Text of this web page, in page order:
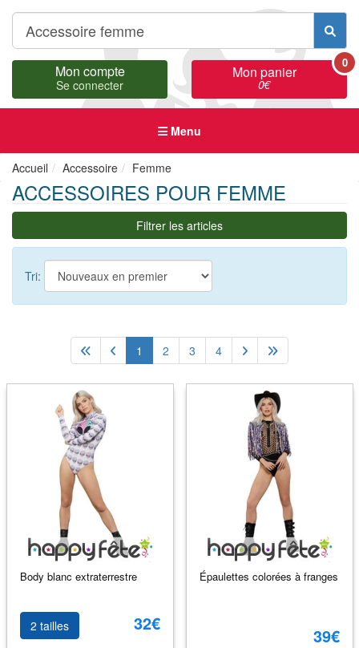
Mon compte
Se connecter
Mon panier
0€
0
Menu
Accueil Accessoire Femme
ACCESSOIRES POUR FEMME
Filtrer les articles
Tri:
1 2 3 4
Body blanc extraterrestre
2 tailles 32€
Épaulettes colorées à franges
39€